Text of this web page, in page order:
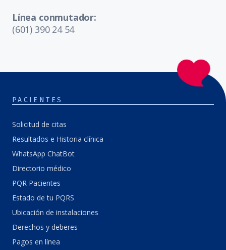
Línea conmutador:
(601) 390 24 54
PACIENTES
Solicitud de citas
Resultados e Historia clínica
WhatsApp ChatBot
Directorio médico
PQR Pacientes
Estado de tu PQRS
Ubicación de instalaciones
Derechos y deberes
Pagos en línea